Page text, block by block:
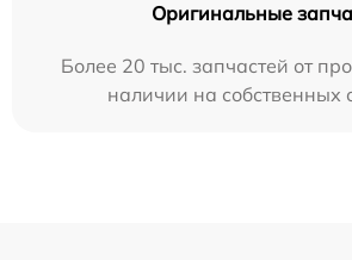
Оригинальные
Более 20 тыс. запчастей от
наличии на собственных